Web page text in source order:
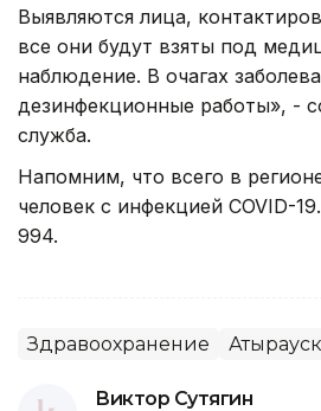
Выявляются лица,
все они будут взяты под
наблюдение. В очагах
дезинфекционные работы», -
служба.
Напомним, что всего в
человек с инфекцией COVID-
994.
Здравоохранение
Виктор Сутягин